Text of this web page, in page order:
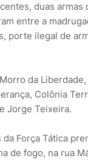
duas
entre a
porte ilegal de
da
Colônia
Jorge Teixeira.
Força Tática
de fogo, na rua